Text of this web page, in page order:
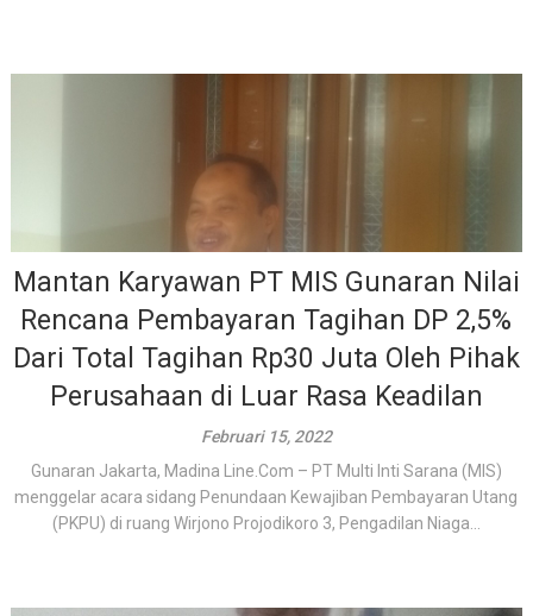
Mantan Karyawan PT MIS Gunaran Nilai
Rencana Pembayaran Tagihan DP 2,5%
Dari Total Tagihan Rp30 Juta Oleh Pihak
Perusahaan di Luar Rasa Keadilan
Februari 15, 2022
Gunaran Jakarta, Madina Line.Com – PT Multi Inti Sarana (MIS)
menggelar acara sidang Penundaan Kewajiban Pembayaran Utang
(PKPU) di ruang Wirjono Projodikoro 3, Pengadilan Niaga...